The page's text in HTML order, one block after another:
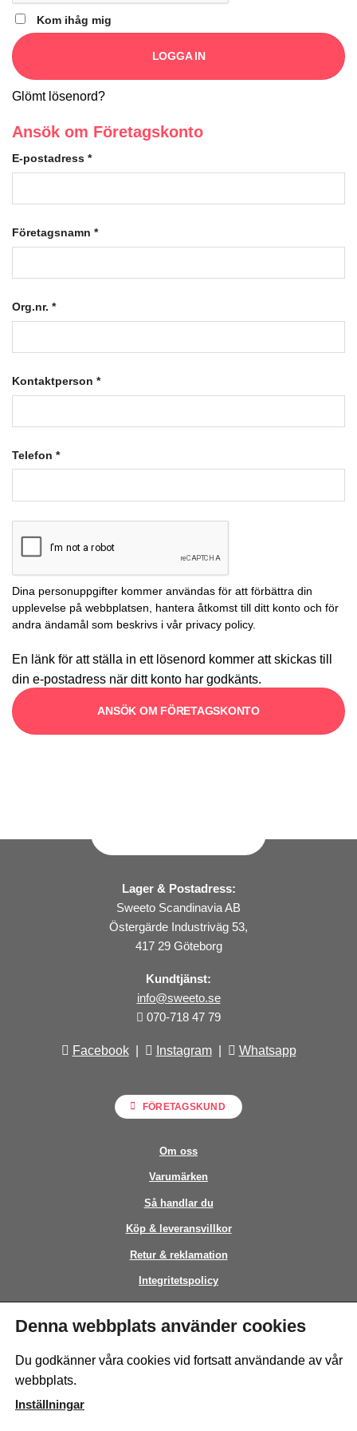
Kom ihåg mig
LOGGA IN
Glömt lösenord?
Ansök om Företagskonto
E-postadress *
Företagsnamn *
Org.nr. *
Kontaktperson *
Telefon *
Dina personuppgifter kommer användas för att förbättra din
upplevelse på webbplatsen, hantera åtkomst till ditt konto och för
andra ändamål som beskrivs i vår privacy policy.
En länk för att ställa in ett lösenord kommer att skickas till
din e-postadress när ditt konto har godkänts.
ANSÖK OM FÖRETAGSKONTO
Lager & Postadress:
Sweeto Scandinavia AB
Östergärde Industriväg 53,
417 29 Göteborg
Kundtjänst:
info@sweeto.se
070-718 47 79
Facebook| Instagram| Whatsapp
FÖRETAGSKUND
Om oss
Varumärken
Så handlar du
Köp & leveransvillkor
Retur & reklamation
Integritetspolicy
Kontakt
This site is protected by reCAPTCHA and the GooglePrivacy Policyand
Denna webbplats använder cookies
Du godkänner våra cookies vid fortsatt användande av vår
webbplats.
Inställningar